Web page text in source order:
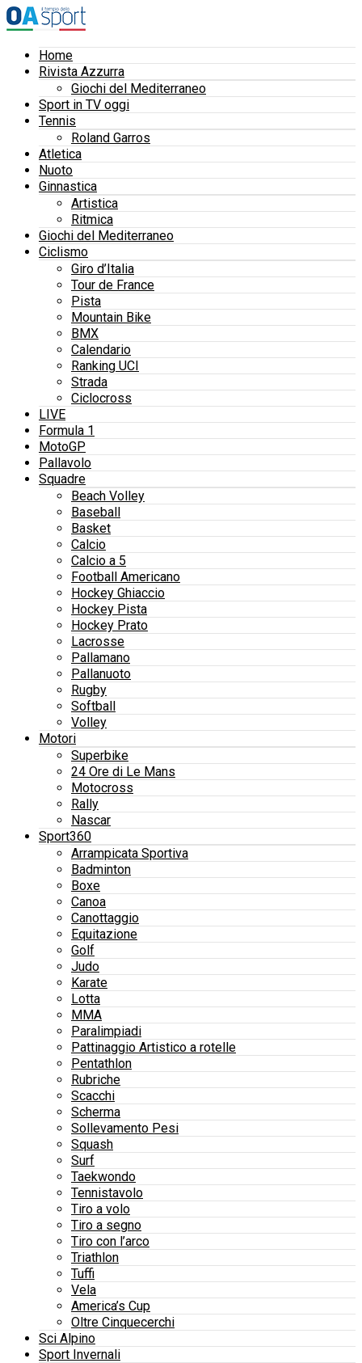
Home
Rivista Azzurra
Giochi del Mediterraneo
Sport in TV oggi
Tennis
Roland Garros
Atletica
Nuoto
Ginnastica
Artistica
Ritmica
Giochi del Mediterraneo
Ciclismo
Giro d’Italia
Tour de France
Pista
Mountain Bike
BMX
Calendario
Ranking UCI
Strada
Ciclocross
LIVE
Formula 1
MotoGP
Pallavolo
Squadre
Beach Volley
Baseball
Basket
Calcio
Calcio a 5
Football Americano
Hockey Ghiaccio
Hockey Pista
Hockey Prato
Lacrosse
Pallamano
Pallanuoto
Rugby
Softball
Volley
Motori
Superbike
24 Ore di Le Mans
Motocross
Rally
Nascar
Sport360
Arrampicata Sportiva
Badminton
Boxe
Canoa
Canottaggio
Equitazione
Golf
Judo
Karate
Lotta
MMA
Paralimpiadi
Pattinaggio Artistico a rotelle
Pentathlon
Rubriche
Scacchi
Scherma
Sollevamento Pesi
Squash
Surf
Taekwondo
Tennistavolo
Tiro a volo
Tiro a segno
Tiro con l’arco
Triathlon
Tuffi
Vela
America’s Cup
Oltre Cinquecerchi
Sci Alpino
Sport Invernali